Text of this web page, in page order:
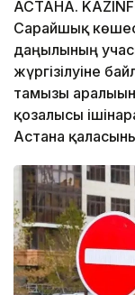
АСТАНА.
Сарайшық
даңғылының
жүргізілуіне
тамызы
қозғалысы
Астана